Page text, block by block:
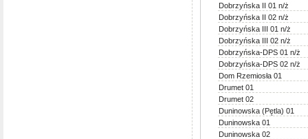
Dobrzyńska II 01 n/ż
Dobrzyńska II 02 n/ż
Dobrzyńska III 01 n/ż
Dobrzyńska III 02 n/ż
Dobrzyńska-DPS 01 n/ż
Dobrzyńska-DPS 02 n/ż
Dom Rzemiosła 01
Drumet 01
Drumet 02
Duninowska (Pętla) 01
Duninowska 01
Duninowska 02